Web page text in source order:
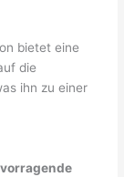
bietet eine
die
ihn zu einer